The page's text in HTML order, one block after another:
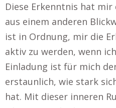
Diese Erkenntnis hat
aus einem anderen
ist in Ordnung, mir die
aktiv zu werden, wenn
Einladung ist für mich
erstaunlich, wie stark
hat. Mit dieser inneren